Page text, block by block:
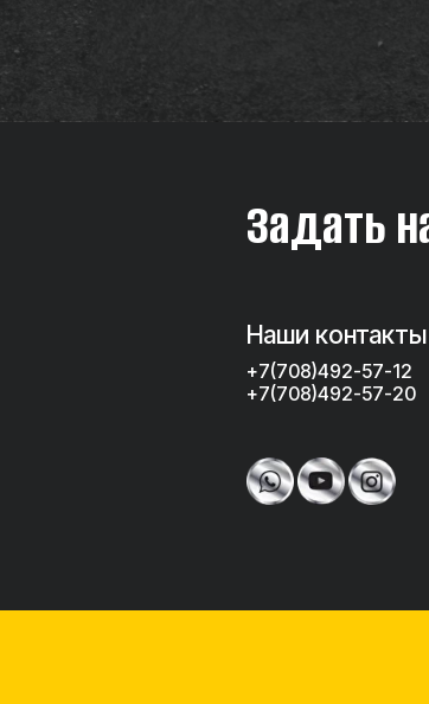
Наши контакты
+7(708)492-57-12
+7(708)492-57-20
Задать